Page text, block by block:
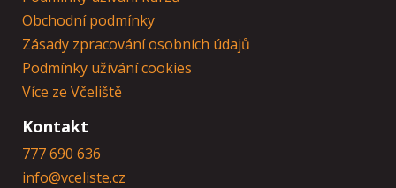
Obchodní podmínky
Zásady zpracování osobních údajů
Podmínky užívání cookies
Více ze Včeliště
Kontakt
777 690 636
info@vceliste.cz